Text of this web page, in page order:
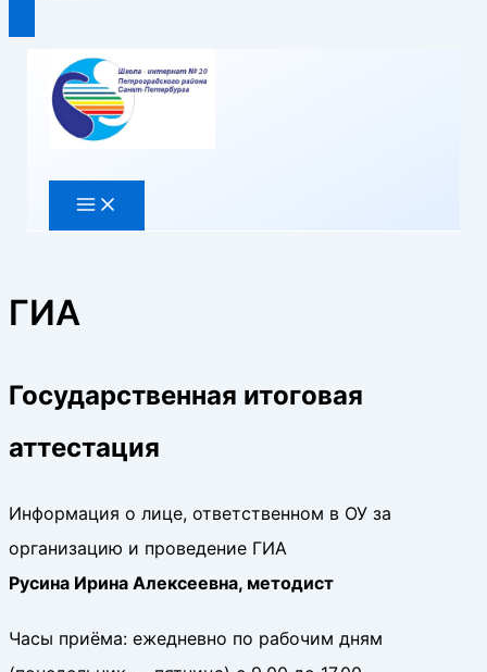
содержимому
ГИА
Государственная итоговая
аттестация
Информация о лице, ответственном в ОУ за
организацию и проведение ГИА
Русина Ирина Алексеевна, методист
Часы приёма: ежедневно по рабочим дням